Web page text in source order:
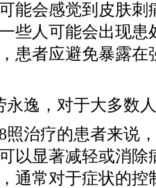
能会感觉到皮肤刺
些人可能会出现患
患者应避免暴露在
永逸，对于大多数
照治疗的患者来说
以显著减轻或消除
通常对于症状的控